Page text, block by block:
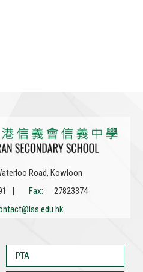
Road, Kowloon
| Fax:
27823374
PTA